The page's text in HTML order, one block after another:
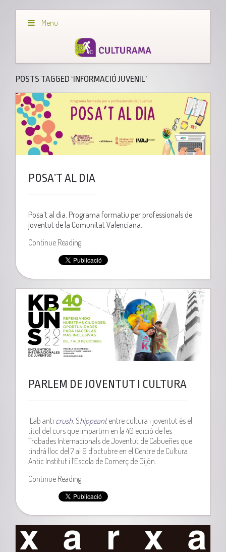
Menu
POSTS TAGGED ‘INFORMACIÓ JUVENIL’
POSA’T AL DIA
Posa’t al dia. Programa formatiu per professionals de
joventut de la Comunitat Valenciana.
Continue Reading
PARLEM DE JOVENTUT I CULTURA
Lab anti crush . Shippeantentre cultura i joventut és el
títol del curs que impartim en la 40 edició de les
Trobades Internacionals de Joventut de Cabueñes que
tindrà lloc del 7 al 9 d’octubre en el Centre de Cultura
Antic Institut i l’Escola de Comerç de Gijón.
Continue Reading